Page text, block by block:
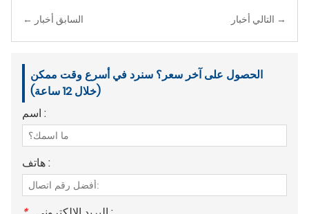
← السابق أخبار التالي أخبار →
الحصول على آخر سعر؟ سنرد في أسرع وقت ممكن
(خلال 12 ساعة)
اسم :
هاتف :